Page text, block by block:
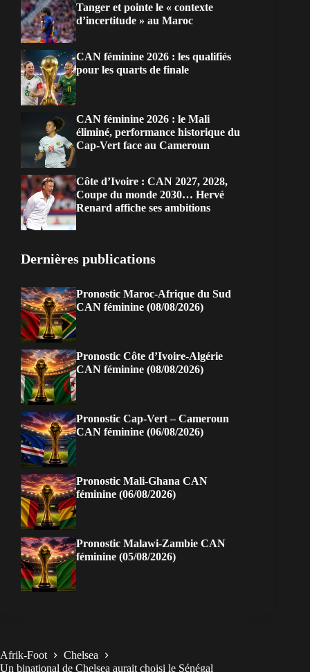
Tanger et pointe le « contexte
d’incertitude » au Maroc
CAN féminine 2026 : les qualifiés
pour les quarts de finale
CAN féminine 2026 : le Mali
éliminé, performance historique du
Cap-Vert face au Cameroun
Côte d’Ivoire : CAN 2027, 2028,
Coupe du monde 2030… Hervé
Renard affiche ses ambitions
Dernières publications
Pronostic Maroc-Afrique du Sud
CAN féminine (08/08/2026)
Pronostic Côte d’Ivoire-Algérie
CAN féminine (08/08/2026)
Pronostic Cap-Vert – Cameroun
CAN féminine (06/08/2026)
Pronostic Mali-Ghana CAN
féminine (06/08/2026)
Pronostic Malawi-Zambie CAN
féminine (05/08/2026)
Afrik-Foot
Chelsea
Un binational de Chelsea aurait choisi le Sénégal